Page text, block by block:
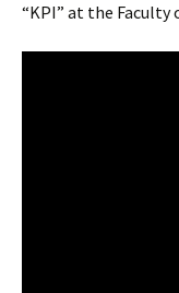
“KPI” at the Faculty